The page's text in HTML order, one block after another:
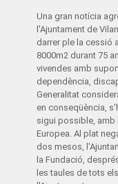
Una gran notícia
l'Ajuntament de
darrer ple la cessió
8000m2 durant 75
vivendes amb
dependència,
Generalitat
en conseqüència,
sigui possible, amb
Europea. Al plat
dos mesos,
la Fundació,
les taules de tots